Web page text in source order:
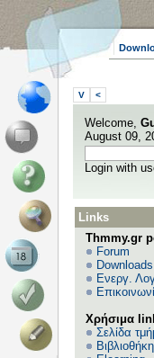
V <
Welcome,
August 09,
Login with
Links
Thmmy.gr
Forum
Downloads
Ενεργ.
Χρήσιμα
Σελίδα